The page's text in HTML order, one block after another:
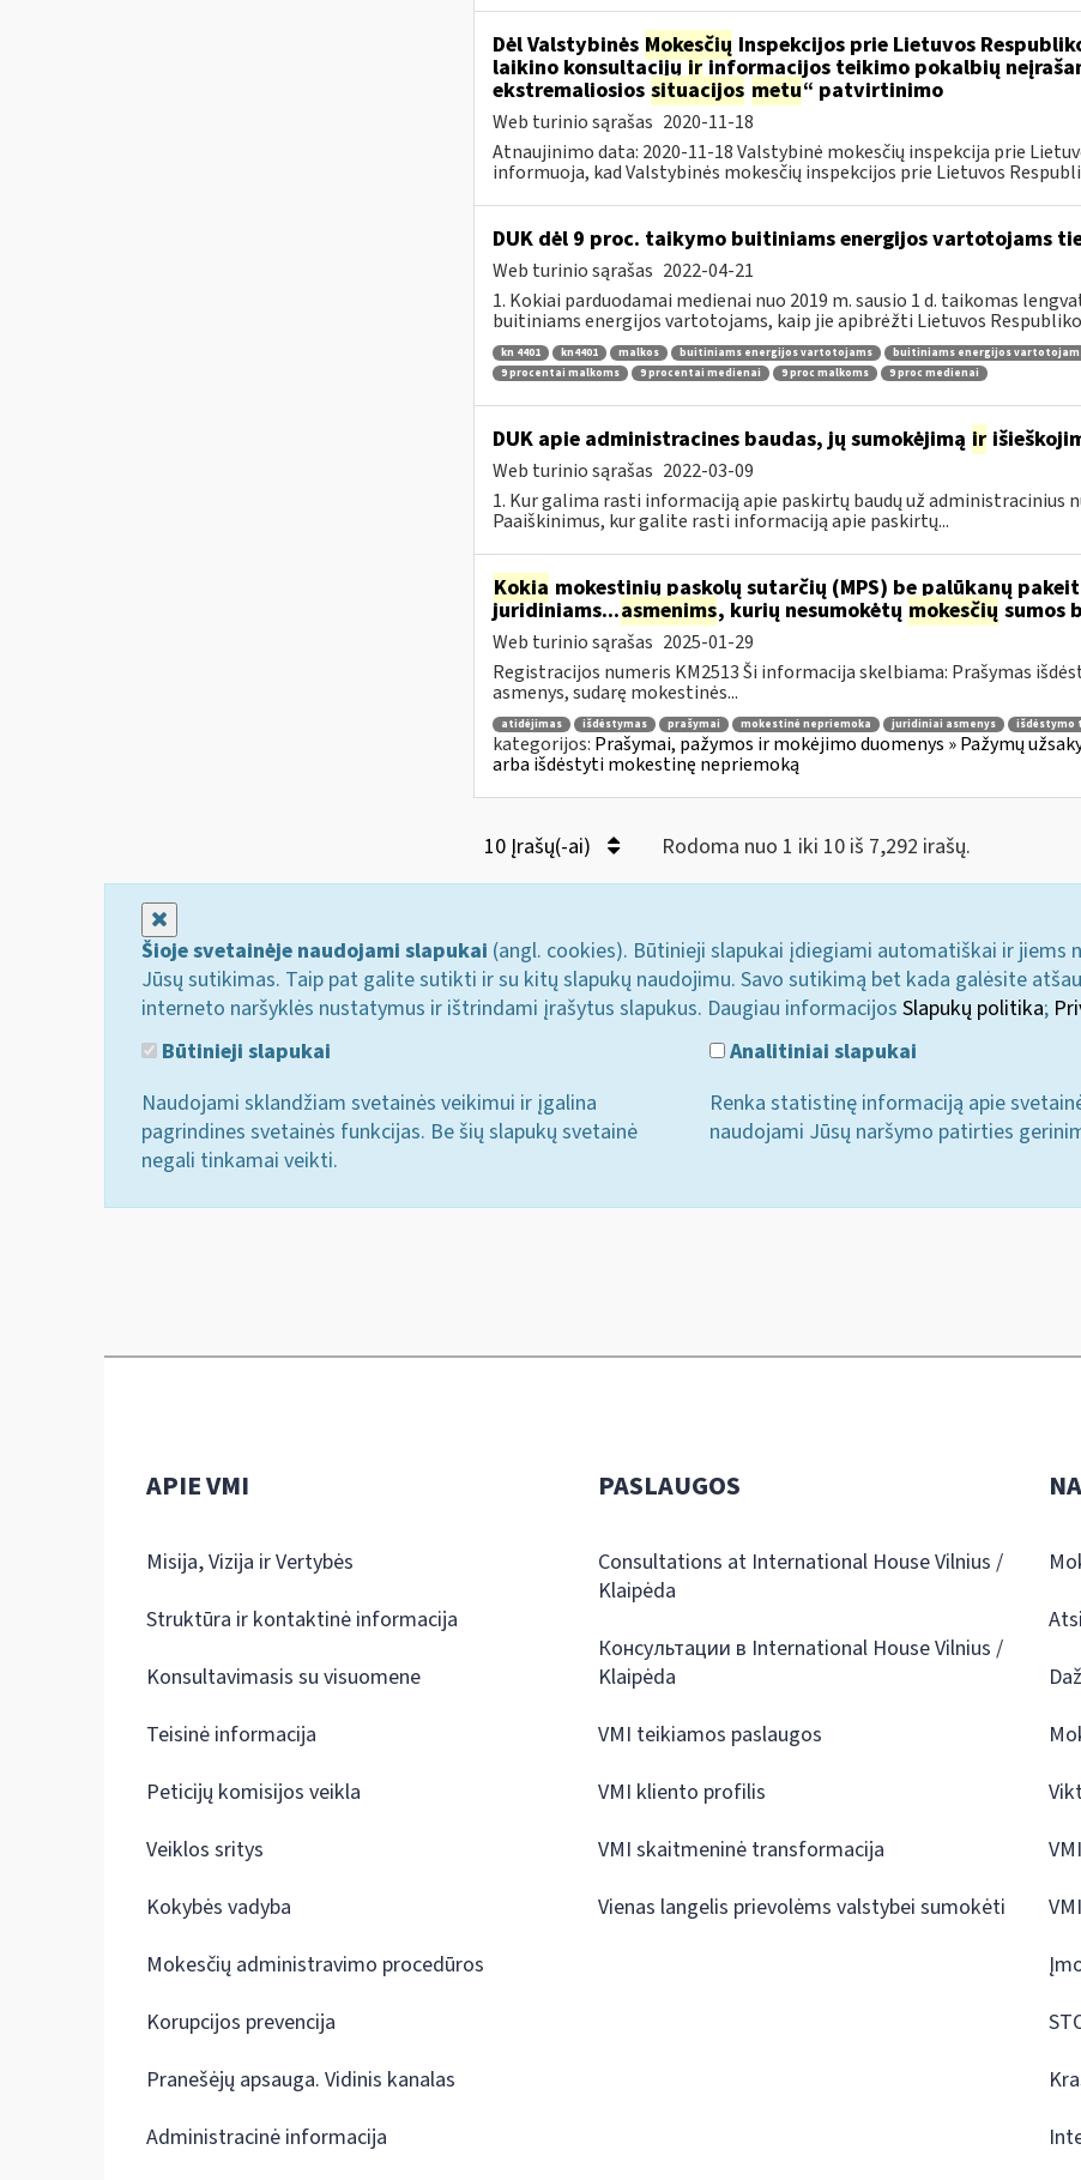
Dėl Valstybinės Mokesčių Inspekcijos prie Lietuvos
laikino konsultacijųirinformacijos teikimo pokalbių
ekstremaliosios situacijos metu“ patvirtinimo
Web turinio sąrašas 2020-11-18
Atnaujinimo data: 2020-11-18 Valstybinė mokesčių inspekcija prie
informuoja, kad Valstybinės mokesčių inspekcijos prie Lietuvos
DUK dėl 9 proc. taikymo buitiniams energijos vartotojams
Web turinio sąrašas 2022-04-21
1. Kokiai parduodamai medienai nuo 2019 m. sausio 1 d. taikomas
buitiniams energijos vartotojams, kaip jie apibrėžti Lietuvos
kn 4401 kn4401 malkos buitiniams energijos vartotojams
buitiniams energijos
9 procentai malkoms
9 procentai medienai 9 proc malkoms 9 proc medienai
DUK apie administracines baudas, jų sumokėjimą ir
Web turinio sąrašas 2022-03-09
1. Kur galima rasti informaciją apie paskirtų baudų už administracinius
Paaiškinimus, kur galite rasti informaciją apie paskirtų...
Kokia mokestinių paskolų sutarčių (MPS) be palūkanų
juridiniams...asmenims, kurių nesumokėtų mokesčių sumos
Web turinio sąrašas 2025-01-29
Registracijos numeris KM2513 Ši informacija skelbiama: Prašymas
asmenys, sudarę mokestinės...
atidėjimas išdėstymas prašymai mokestinė nepriemoka juridiniai asmenys išdėstymo
kategorijos: Prašymai, pažymos ir mokėjimo duomenys » Pažymų
arba išdėstyti mokestinę nepriemoką
10 Įrašų(-ai) Rodoma nuo 1 iki 10 iš 7,292 irašų.
Šioje svetainėje naudojami slapukai (angl. cookies). Būtinieji slapukai įdiegiami automatiškai ir jiems
Jūsų sutikimas. Taip pat galite sutikti ir su kitų slapukų naudojimu. Savo sutikimą bet kada galėsite
interneto naršyklės nustatymus ir ištrindami įrašytus slapukus. Daugiau informacijos Slapukų politika;
Būtinieji slapukai
Naudojami sklandžiam svetainės veikimui ir įgalina
pagrindines svetainės funkcijas. Be šių slapukų svetainė
negali tinkamai veikti.
Analitiniai slapukai
Renka statistinę informaciją apie
naudojami Jūsų naršymo patirties
APIE VMI
Misija, Vizija ir Vertybės
Struktūra ir kontaktinė informacija
Konsultavimasis su visuomene
Teisinė informacija
Peticijų komisijos veikla
Veiklos sritys
Kokybės vadyba
Mokesčių administravimo procedūros
Korupcijos prevencija
Pranešėjų apsauga. Vidinis kanalas
Administracinė informacija
PASLAUGOS
Consultations at International House Vilnius /
Klaipėda
Консультации в International House Vilnius /
Klaipėda
VMI teikiamos paslaugos
VMI kliento profilis
VMI skaitmeninė transformacija
Vienas langelis prievolėms valstybei sumokėti